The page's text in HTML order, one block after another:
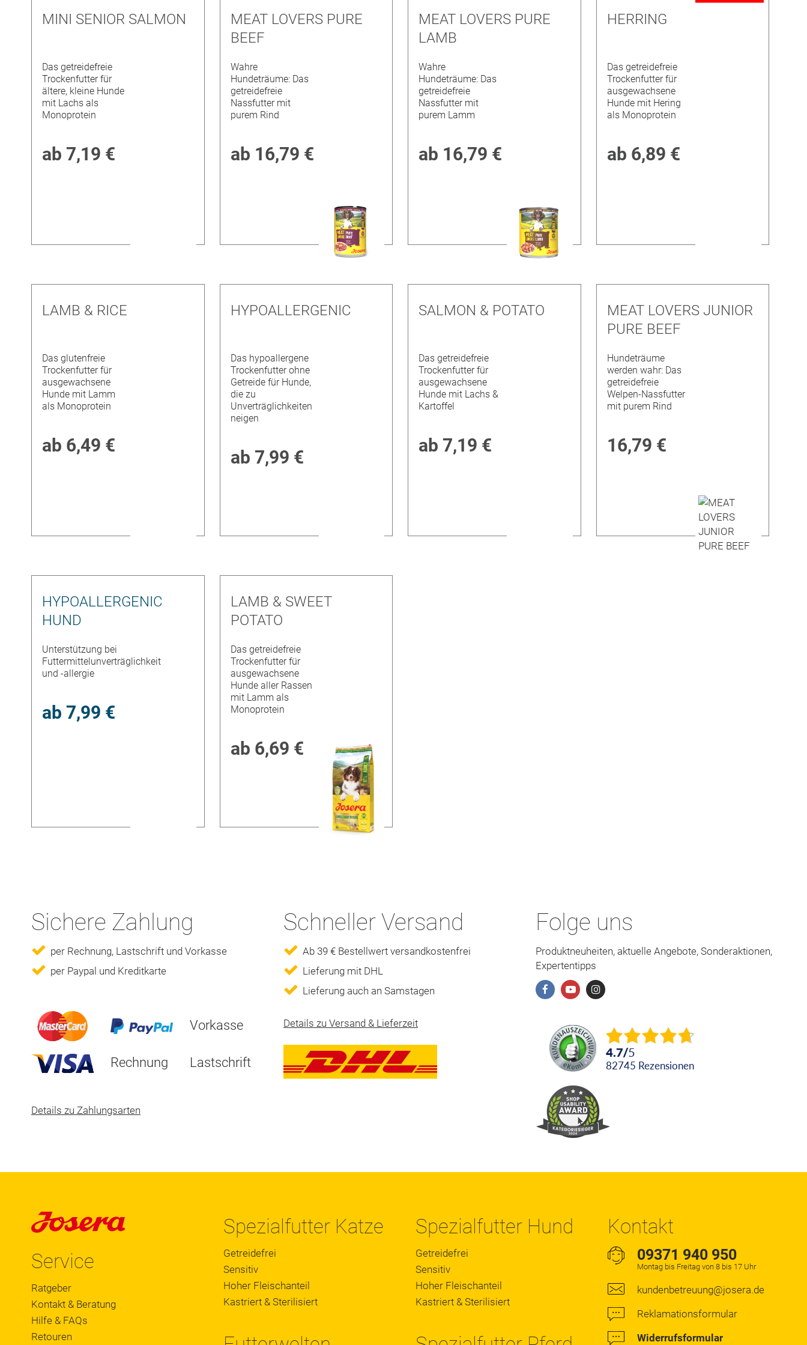
MINI SENIOR SALMON
Das getreidefreie
Trockenfutter für
ältere, kleine Hunde
mit Lachs als
Monoprotein
ab 7,19 €
MEAT LOVERS PURE
BEEF
Wahre
Hundeträume: Das
getreidefreie
Nassfutter mit
purem Rind
ab 16,79 €
MEAT LOVERS PURE
LAMB
Wahre
Hundeträume: Das
getreidefreie
Nassfutter mit
purem Lamm
ab 16,79 €
HERRING
Das getreidefreie
Trockenfutter für
ausgewachsene
Hunde mit Hering
als Monoprotein
ab 6,89 €
LAMB & RICE
Das glutenfreie
Trockenfutter für
ausgewachsene
Hunde mit Lamm
als Monoprotein
ab 6,49 €
HYPOALLERGENIC
Das hypoallergene
Trockenfutter ohne
Getreide für Hunde,
die zu
Unverträglichkeiten
neigen
ab 7,99 €
SALMON & POTATO
Das getreidefreie
Trockenfutter für
ausgewachsene
Hunde mit Lachs &
Kartoffel
ab 7,19 €
MEAT LOVERS JUNIOR
PURE BEEF
Hundeträume
werden wahr: Das
getreidefreie
Welpen-Nassfutter
mit purem Rind
16,79 €
HYPOALLERGENIC
HUND
Unterstützung bei
Futtermittelunverträglichkeit
und -allergie
ab 7,99 €
LAMB & SWEET
POTATO
Das getreidefreie
Trockenfutter für
ausgewachsene
Hunde aller Rassen
mit Lamm als
Monoprotein
ab 6,69 €
Sichere Zahlung
per Rechnung, Lastschrift und Vorkasse
per Paypal und Kreditkarte
Vorkasse
Rechnung Lastschrift
Details zu Zahlungsarten
Schneller Versand
Ab 39 € Bestellwert versandkostenfrei
Lieferung mit DHL
Lieferung auch an Samstagen
Details zu Versand & Lieferzeit
Folge uns
Produktneuheiten, aktuelle Angebote, Sonderaktionen,
Expertentipps
4.7/5
82745 Rezensionen
Service
Ratgeber
Kontakt & Beratung
Hilfe & FAQs
Retouren
Spezialfutter Katze
Getreidefrei
Sensitiv
Hoher Fleischanteil
Kastriert & Sterilisiert
Spezialfutter Hund
Getreidefrei
Sensitiv
Hoher Fleischanteil
Kastriert & Sterilisiert
Kontakt
09371 940 950
Montag bis Freitag von 8 bis 17 Uhr
kundenbetreuung@josera.de
Reklamationsformular
Widerrufsformular